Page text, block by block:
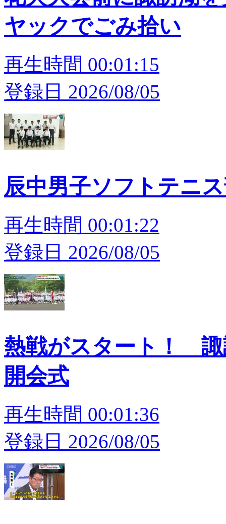
ヤックでごみ拾い
再生時間 00:01:15
登録日 2026/08/05
辰中男子ソフトテニ
再生時間 00:01:22
登録日 2026/08/05
熱戦がスタート！
開会式
再生時間 00:01:36
登録日 2026/08/05